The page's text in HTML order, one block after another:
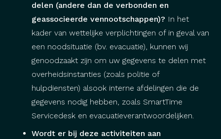
delen (andere dan de verbonden en
geassocieerde vennootschappen)? In het
kader van wettelijke verplichtingen of in geval van
een noodsituatie (bv. evacuatie), kunnen wij
genoodzaakt zijn om uw gegevens te delen met
overheidsinstanties (zoals politie of
hulpdiensten) alsook interne afdelingen die de
gegevens nodig hebben, zoals SmartTime
Servicedesk en evacuatieverantwoordelijken.
Wordt er bij deze activiteiten aan